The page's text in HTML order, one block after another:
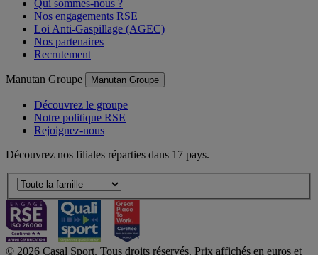
Qui sommes-nous ?
Nos engagements RSE
Loi Anti-Gaspillage (AGEC)
Nos partenaires
Recrutement
Manutan Groupe Manutan Groupe
Découvrez le groupe
Notre politique RSE
Rejoignez-nous
Découvrez nos filiales réparties dans 17 pays.
© 2026 Casal Sport. Tous droits réservés. Prix affichés en euros et